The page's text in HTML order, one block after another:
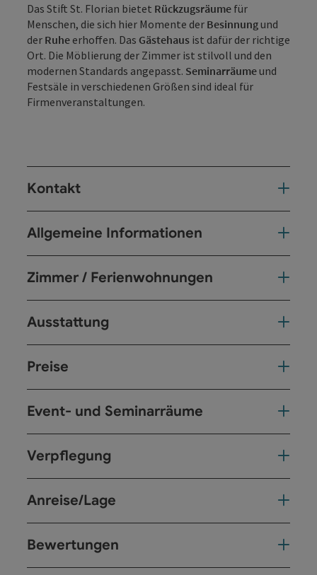
Das Stift St. Florian bietet Rückzugsräume für
Menschen, die sich hier Momente der Besinnungund
der Ruhe erhoffen. Das Gästehaus ist dafür der richtige
Ort. Die Möblierung der Zimmer ist stilvoll und den
modernen Standards angepasst. Seminarräumeund
Festsäle in verschiedenen Größen sind ideal für
Firmenveranstaltungen.
Kontakt
Allgemeine Informationen
Zimmer / Ferienwohnungen
Ausstattung
Preise
Event- und Seminarräume
Verpflegung
Anreise/Lage
Bewertungen